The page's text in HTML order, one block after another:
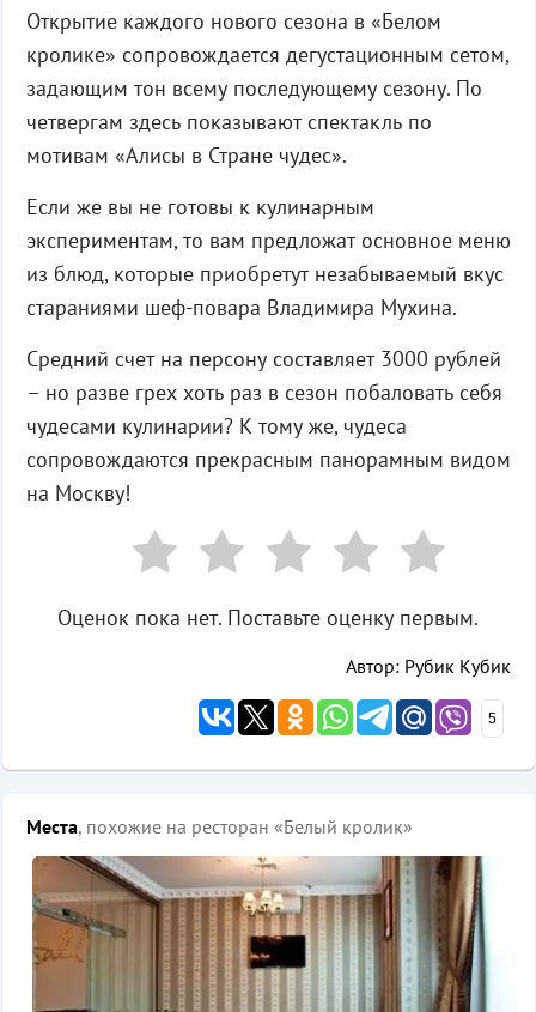
Открытие каждого нового сезона в «Белом
кролике» сопровождается дегустационным сетом,
задающим тон всему последующему сезону. По
четвергам здесь показывают спектакль по
мотивам «Алисы в Стране чудес».
Если же вы не готовы к кулинарным
экспериментам, то вам предложат основное меню
из блюд, которые приобретут незабываемый вкус
стараниями шеф-повара Владимира Мухина.
Средний счет на персону составляет 3000 рублей
– но разве грех хоть раз в сезон побаловать себя
чудесами кулинарии? К тому же, чудеса
сопровождаются прекрасным панорамным видом
на Москву!
Оценок пока нет. Поставьте оценку первым.
Автор: Рубик Кубик
5
Места, похожие на ресторан «Белый кролик»